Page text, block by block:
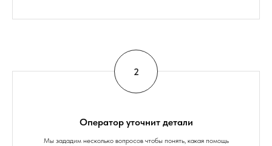
Оператор уточнит детали
Мы зададим несколько вопросов чтобы понять, какая помощь